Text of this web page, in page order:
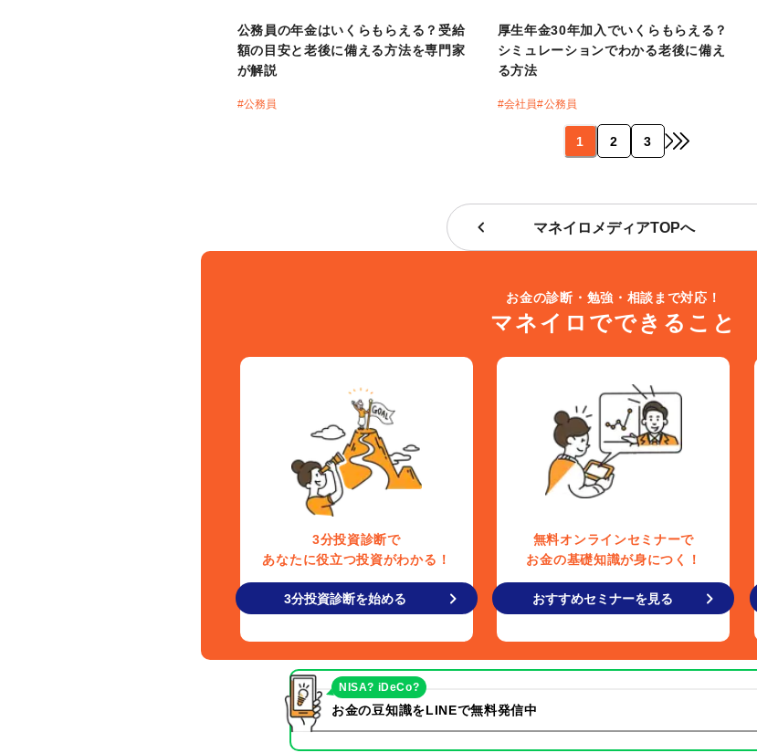
公務員の年金はいくらもらえる？受給
額の目安と老後に備える方法を専門家
が解説
#公務員
厚生年金30年加入でいくらもらえる？
シミュレーションでわかる老後に備え
る方法
#会社員#公務員
1 2 3
マネイロメディアTOPへ
お金の診断・勉強・相談まで対応！
マネイロでできること
3分投資診断で
あなたに役立つ投資がわかる！
3分投資診断を始める
無料オンラインセミナーで
お金の基礎知識が身につく！
おすすめセミナーを見る
お金の豆知識をLINEで無料発信中
NISA? iDeCo?